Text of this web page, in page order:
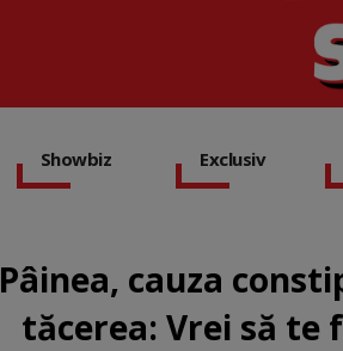
Showbiz Exclusiv
Pâinea, cauza
tăcerea: Vrei să te